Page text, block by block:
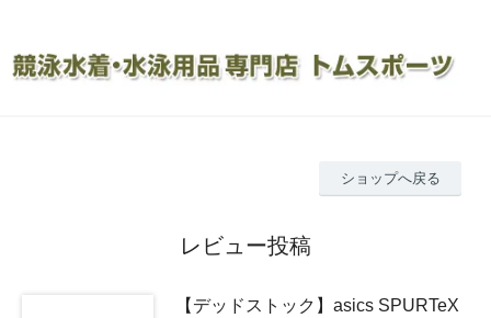
ショップへ戻る
レビュー投稿
【デッドストック】asics SPURTeX